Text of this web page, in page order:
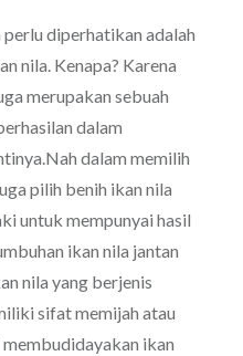
diperhatikan adalah
nila. Kenapa? Karena
merupakan sebuah
dalam
dalam memilih
pilih benih ikan nila
untuk mempunyai hasil
ikan nila jantan
nila yang berjenis
sifat memijah atau
ikan